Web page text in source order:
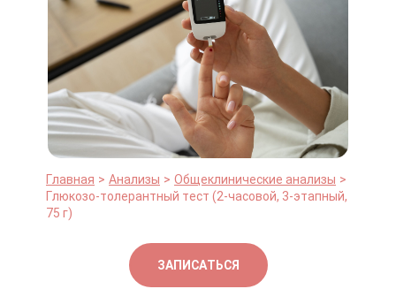
Главная Анализы
Общеклинические анализы
Глюкозо-толерантный тест (2-часовой, 3-этапный,
75 г)
ЗАПИСАТЬСЯ